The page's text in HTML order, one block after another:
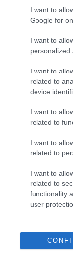
I want to
Google for
I want to
personalized
I want to
related to
device
I want to
related to
I want to
related to
I want to
related to
functionality
user
„Leginkább a
tartozás
területen
megerősítés,
Soltész
és
érkezett, a
hozzátartozók
Mindkét
autizmussal
hogy a város